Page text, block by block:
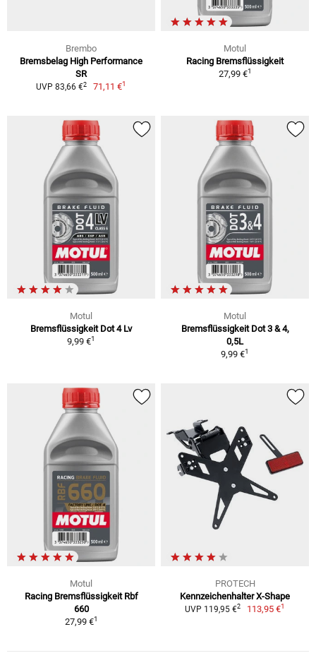
Brembo
Bremsbelag High Performance
SR
UVP 83,66 €2 71,11 €1
Motul
Racing Bremsflüssigkeit
27,99 €1
Motul
Bremsflüssigkeit Dot 4 Lv
9,99 €1
Motul
Bremsflüssigkeit Dot 3 & 4,
0,5L
9,99 €1
Motul
Racing Bremsflüssigkeit Rbf
660
27,99 €1
PROTECH
Kennzeichenhalter X-Shape
UVP 119,95 €2 113,95 €1